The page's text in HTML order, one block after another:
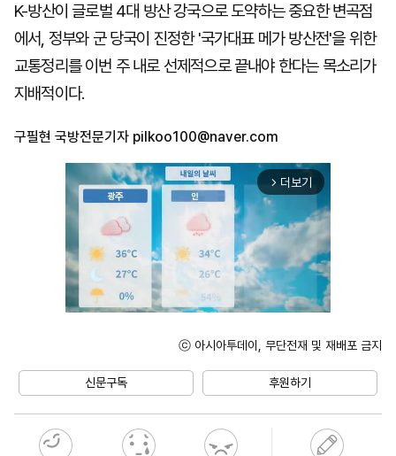
K-방산이 글로벌 4대 방산 강국으로 도약하는 중요한 변곡점
에서, 정부와 군 당국이 진정한 '국가대표 메가 방산전'을 위한
교통정리를 이번 주 내로 선제적으로 끝내야 한다는 목소리가
지배적이다.
구필현 국방전문기자 pilkoo100@naver.com
arrow_forward_ios 더보기
ⓒ 아시아투데이, 무단전재 및 재배포 금지
신문구독 후원하기